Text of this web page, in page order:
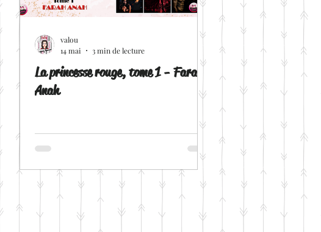
La princesse rouge, tome 1 - Farah
Anah
valou
14 mai
3 min de lecture